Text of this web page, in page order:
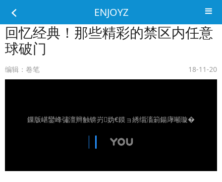
ENJOYZ
回忆经典！那些精彩的禁区内任意
球破门
编辑：卷笔 18-11-20
鏁版嵁鑾峰彇澶辫触锛岃妫€鏌ョ綉缁滀箣鍚庨噸璇�